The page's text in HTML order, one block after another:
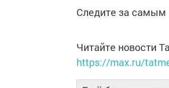
Следите за
Читайте новости
https://max.ru/